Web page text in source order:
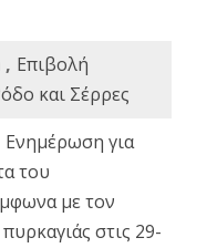
, Eπιβολή
και Σέρρες
Ενημέρωση για
του
με τον
στις 29-